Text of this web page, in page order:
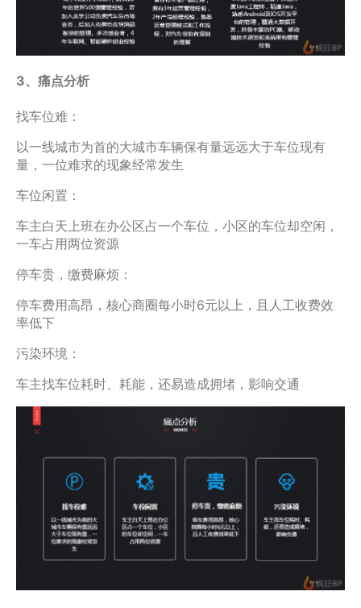
3、痛点分析
找车位难：
以一线城市为首的大城市车辆保有量远远大于车位现有
量，一位难求的现象经常发生
车位闲置：
车主白天上班在办公区占一个车位，小区的车位却空闲，
一车占用两位资源
停车贵，缴费麻烦：
停车费用高昂，核心商圈每小时6元以上，且人工收费效
率低下
污染环境：
车主找车位耗时、耗能，还易造成拥堵，影响交通